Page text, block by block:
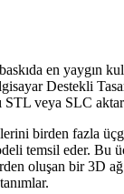
baskıda en yaygın
Destekli
STL veya SLC
birden fazla üç
temsil eder. Bu ü
oluşan bir 3D ağ
tanımlar.